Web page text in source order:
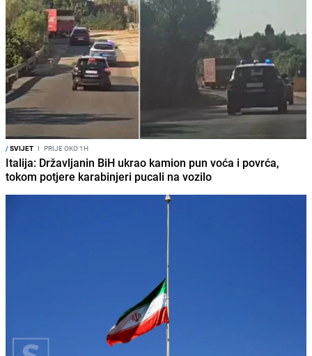
/SVIJET I PRIJE OKO 1H
Italija: Državljanin BiH ukrao kamion pun voća i povrća,
tokom potjere karabinjeri pucali na vozilo